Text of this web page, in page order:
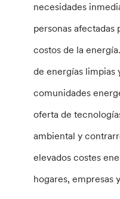
necesidades
personas afectadas
costos de la
de energías limpias
comunidades
oferta de
ambiental y
elevados costes
hogares, empresas